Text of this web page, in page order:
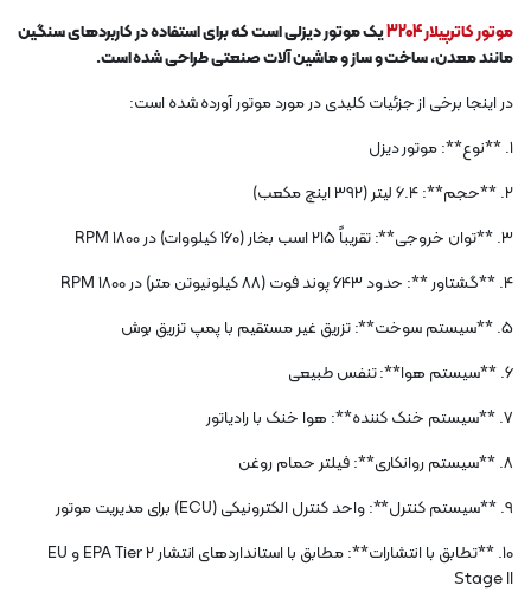
موتور کاترپیلار 3204
یک موتور دیزلی است که برای استفاده در کاربردهای سنگین
مانند معدن، ساخت و ساز و ماشین آلات صنعتی طراحی شده است.
در اینجا برخی از جزئیات کلیدی در مورد موتور آورده شده است:
1. **نوع**: موتور دیزل
2. **حجم**: 6.4 لیتر (392 اینچ مکعب)
3. **توان خروجی**: تقریباً 215 اسب بخار (160 کیلووات) در 1800 RPM
4. **گشتاور **: حدود 643 پوند فوت (88 کیلونیوتن متر) در 1800 RPM
5. **سیستم سوخت**: تزریق غیر مستقیم با پمپ تزریق بوش
6. **سیستم هوا**: تنفس طبیعی
7. **سیستم خنک کننده**: هوا خنک با رادیاتور
8. **سیستم روانکاری**: فیلتر حمام روغن
9. **سیستم کنترل**: واحد کنترل الکترونیکی (ECU) برای مدیریت موتور
10. **تطابق با انتشارات**: مطابق با استانداردهای انتشار EPA Tier 2 و EU
Stage II